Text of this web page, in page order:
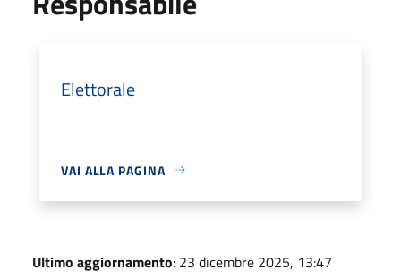
Elettorale
VAI ALLA PAGINA
Ultimo aggiornamento: 23 dicembre 2025, 13:47